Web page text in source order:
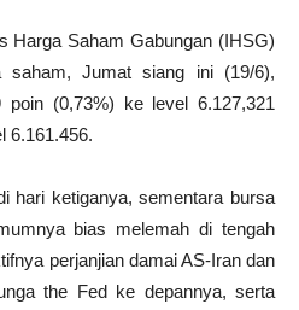
Harga Saham Gabungan (IHSG)
saham, Jumat siang ini (19/6),
poin (0,73%) ke level 6.127,321
6.161.456.
hari ketiganya, sementara bursa
bias melemah di tengah
perjanjian damai AS-Iran dan
the Fed ke depannya, serta